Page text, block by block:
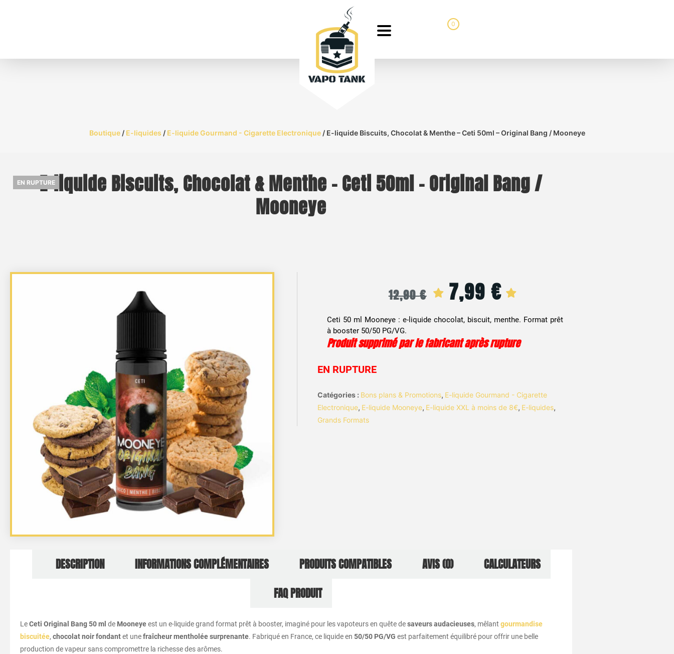
0
Boutique/ E-liquides / E-liquide Gourmand - Cigarette Electronique/ E-liquide Biscuits, Chocolat & Menthe – Ceti 50ml – Original Bang / Mooneye
E-liquide Biscuits, Chocolat & Menthe – Ceti 50ml – Original Bang /
Mooneye
EN RUPTURE
12,90€
Le
était :
7,99 €Le
est :
Ceti 50 ml Mooneye : e-liquide chocolat, biscuit, menthe. Format prêt
à booster 50/50 PG/VG.
Produit supprimé par le fabricant après rupture
EN RUPTURE
Catégories : Bons plans & Promotions, E-liquide Gourmand - Cigarette
Electronique, E-liquide Mooneye, E-liquide XXL à moins de 8€, E-liquides,
Grands Formats
DESCRIPTION INFORMATIONS COMPLÉMENTAIRES PRODUITS COMPATIBLES AVIS (0)
CALCULATEURS
FAQ PRODUIT
LeCeti Original Bang 50 ml de Mooneyeest un e-liquide grand format prêt à booster, imaginé pour les vapoteurs en quête desaveurs audacieuses, mêlant gourmandise
biscuitée, chocolat noir fondantet unefraîcheur mentholée surprenante. Fabriqué en France, ce liquide en 50/50 PG/VG est parfaitement équilibré pour offrir une belle
production de vapeur sans compromettre la richesse des arômes.